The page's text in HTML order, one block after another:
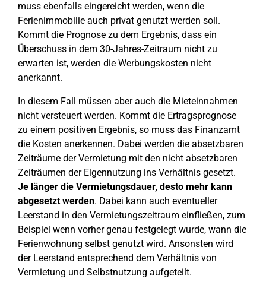
muss ebenfalls eingereicht werden, wenn die
Ferienimmobilie auch privat genutzt werden soll.
Kommt die Prognose zu dem Ergebnis, dass ein
Überschuss in dem 30-Jahres-Zeitraum nicht zu
erwarten ist, werden die Werbungskosten nicht
anerkannt.
In diesem Fall müssen aber auch die Mieteinnahmen
nicht versteuert werden. Kommt die Ertragsprognose
zu einem positiven Ergebnis, so muss das Finanzamt
die Kosten anerkennen. Dabei werden die absetzbaren
Zeiträume der Vermietung mit den nicht absetzbaren
Zeiträumen der Eigennutzung ins Verhältnis gesetzt.
Je länger die Vermietungsdauer, desto mehr kann
abgesetzt werden. Dabei kann auch eventueller
Leerstand in den Vermietungszeitraum einfließen, zum
Beispiel wenn vorher genau festgelegt wurde, wann die
Ferienwohnung selbst genutzt wird. Ansonsten wird
der Leerstand entsprechend dem Verhältnis von
Vermietung und Selbstnutzung aufgeteilt.